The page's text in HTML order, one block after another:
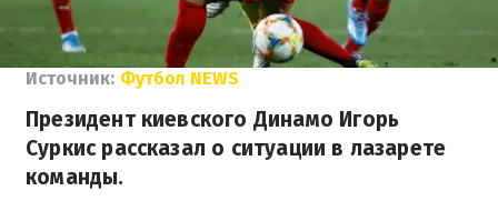
Источник: Футбол NEWS
Президент киевского Динамо Игорь
Суркис рассказал о ситуации в лазарете
команды.